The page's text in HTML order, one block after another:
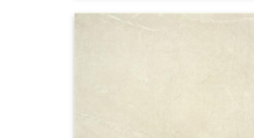
21.58€.